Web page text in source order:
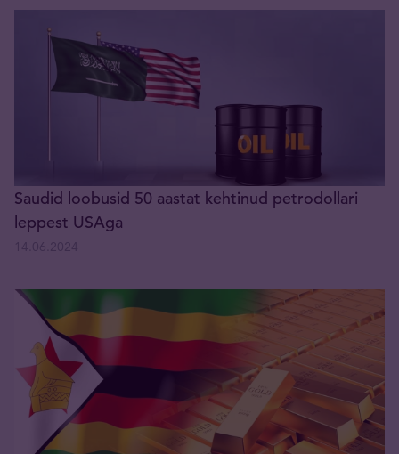
Saudid loobusid 50 aastat kehtinud petrodollari
leppest USAga